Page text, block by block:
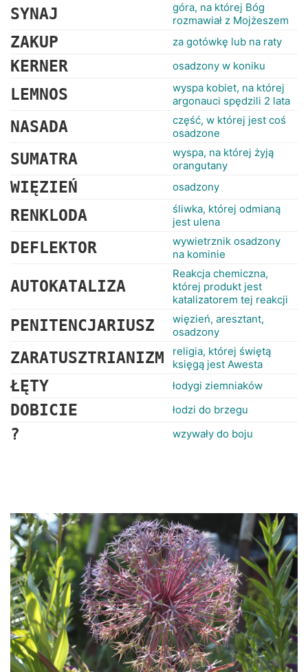
SYNAJ
góra, na której Bóg
rozmawiał z Mojżeszem
ZAKUP za gotówkę lub na raty
KERNER osadzony w koniku
LEMNOS
wyspa kobiet, na której
argonauci spędzili 2 lata
NASADA
część, w której jest coś
osadzone
SUMATRA
wyspa, na której żyją
orangutany
WIĘZIEŃ osadzony
RENKLODA
śliwka, której odmianą
jest ulena
DEFLEKTOR
wywietrznik osadzony
na kominie
AUTOKATALIZA
Reakcja chemiczna,
której produkt jest
katalizatorem tej reakcji
PENITENCJARIUSZ
więzień, aresztant,
osadzony
ZARATUSZTRIANIZM
religia, której świętą
księgą jest Awesta
ŁĘTY łodygi ziemniaków
DOBICIE łodzi do brzegu
? wzywały do boju